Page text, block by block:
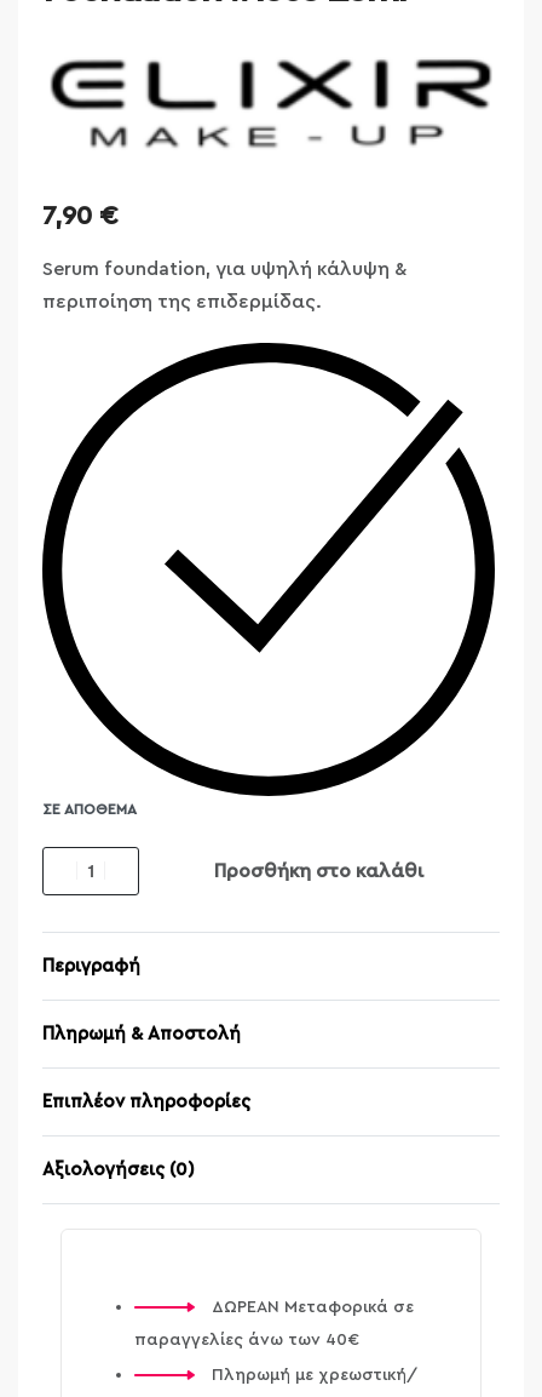
7,90 €
Serum foundation, για υψηλή κάλυψη &
περιποίηση της επιδερμίδας.
ΣΕ ΑΠΌΘΕΜΑ
Προσθήκη στο καλάθι
Περιγραφή
Πληρωμή & Αποστολή
Επιπλέον πληροφορίες
Αξιολογήσεις (0)
ΔΩΡΕΑΝ Μεταφορικά σε
παραγγελίες άνω των 40€
Πληρωμή με χρεωστική/